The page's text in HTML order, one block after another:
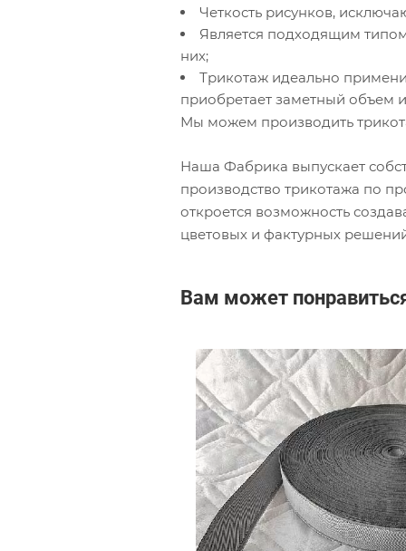
Четкость рисунков,
Является подходящим
них;
Трикотаж идеально
приобретает заметный объем
Мы можем производить
Наша Фабрика выпускает
производство трикотажа по
откроется возможность
цветовых и фактурных
Вам может